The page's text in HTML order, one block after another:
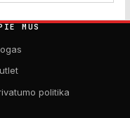
MUS
politika